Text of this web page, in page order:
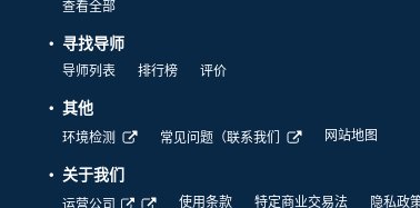
查看全部
寻找导师
导师列表 排行榜 评价
其他
环境检测 常见问题（联系我们 网站地图
关于我们
使用条款 特定商业交易法 隐私政